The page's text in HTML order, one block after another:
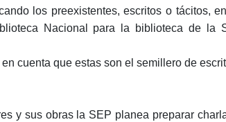
los preexistentes, escritos o tácitos,
Nacional para la biblioteca de la
cuenta que estas son el semillero de
y sus obras la SEP planea preparar